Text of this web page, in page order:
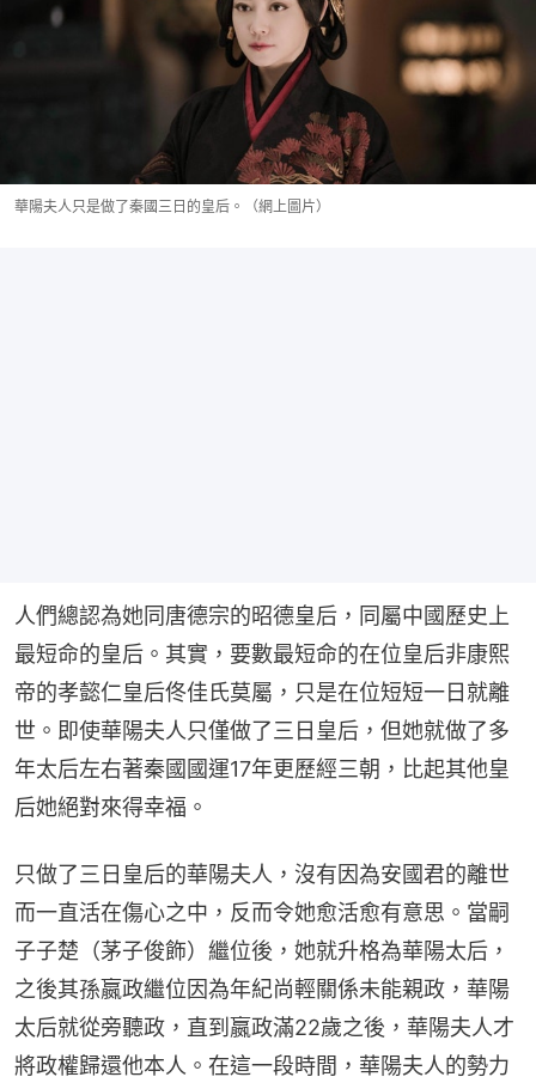
華陽夫人只是做了秦國三日的皇后。（網上圖片）
人們總認為她同唐德宗的昭德皇后，同屬中國歷史上
最短命的皇后。其實，要數最短命的在位皇后非康熙
帝的孝懿仁皇后佟佳氏莫屬，只是在位短短一日就離
世。即使華陽夫人只僅做了三日皇后，但她就做了多
年太后左右著秦國國運17年更歷經三朝，比起其他皇
后她絕對來得幸福。
只做了三日皇后的華陽夫人，沒有因為安國君的離世
而一直活在傷心之中，反而令她愈活愈有意思。當嗣
子子楚（茅子俊飾）繼位後，她就升格為華陽太后，
之後其孫嬴政繼位因為年紀尚輕關係未能親政，華陽
太后就從旁聽政，直到嬴政滿22歲之後，華陽夫人才
將政權歸還他本人。在這一段時間，華陽夫人的勢力